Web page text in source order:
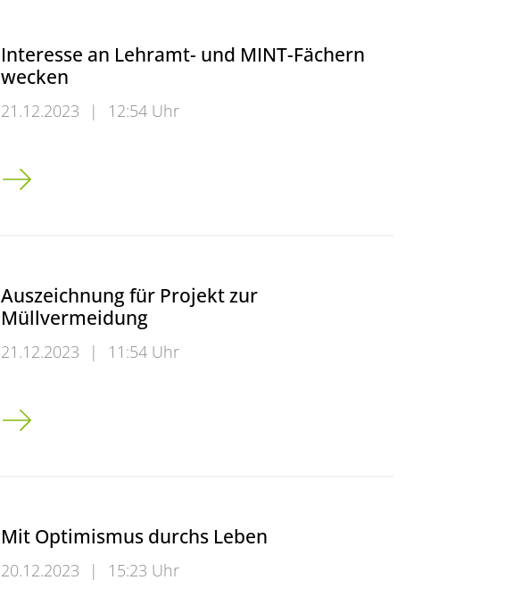
Interesse an Lehramt- und MINT-Fächern
wecken
21.12.2023 | 12:54 Uhr
Interesse an Lehramt- und MINT-Fächern wecken
Auszeichnung für Projekt zur
Müllvermeidung
21.12.2023 | 11:54 Uhr
Auszeichnung für Projekt zur Müllvermeidung
Mit Optimismus durchs Leben
20.12.2023 | 15:23 Uhr